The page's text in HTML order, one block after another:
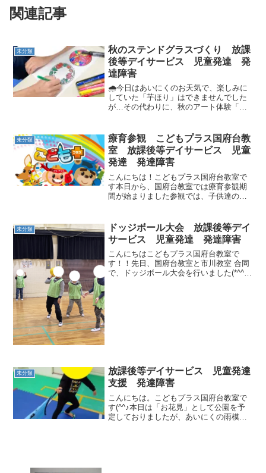
関連記事
未分類
秋のステンドグラスづくり 放課
後等デイサービス 児童発達 発
達障害
🌧️今日はあいにくのお天気で、楽しみに
していた「芋ほり」はできませんでした
が…その代わりに、秋のアート体験「ス
に塗ったあと、くしゃくしゃにしたアル
ミホイルと一緒にラミ...
未分類
療育参観 こどもプラス国府台教
室 放課後等デイサービス 児童
発達 発達障害
こんにちは！こどもプラス国府台教室で
す本日から、国府台教室では療育参観期
間が始まりました参観では、子供達の日
今回もご兄弟でのご参加を歓迎しており
ます！本日も姉妹で仲良く...
未分類
ドッジボール大会 放課後等デイ
サービス 児童発達 発達障害
こんにちはこどもプラス国府台教室で
す！！先日、国府台教室と市川教室 合同
で、ドッジボール大会を行いました(*^^)v
未分類
放課後等デイサービス 児童発達
支援 発達障害
こんにちは。こどもプラス国府台教室で
す(^^♪本日は「お花見」として公園を予
定しておりましたが、あいにくの雨模様